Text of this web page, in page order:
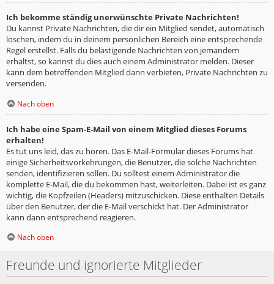
Ich bekomme ständig unerwünschte Private Nachrichten!
Du kannst Private Nachrichten, die dir ein Mitglied sendet, automatisch
löschen, indem du in deinem persönlichen Bereich eine entsprechende
Regel erstellst. Falls du belästigende Nachrichten von jemandem
erhältst, so kannst du dies auch einem Administrator melden. Dieser
kann dem betreffenden Mitglied dann verbieten, Private Nachrichten zu
versenden.
Nach oben
Ich habe eine Spam-E-Mail von einem Mitglied dieses Forums
erhalten!
Es tut uns leid, das zu hören. Das E-Mail-Formular dieses Forums hat
einige Sicherheitsvorkehrungen, die Benutzer, die solche Nachrichten
senden, identifizieren sollen. Du solltest einem Administrator die
komplette E-Mail, die du bekommen hast, weiterleiten. Dabei ist es ganz
wichtig, die Kopfzeilen (Headers) mitzuschicken. Diese enthalten Details
über den Benutzer, der die E-Mail verschickt hat. Der Administrator
kann dann entsprechend reagieren.
Nach oben
Freunde und ignorierte Mitglieder